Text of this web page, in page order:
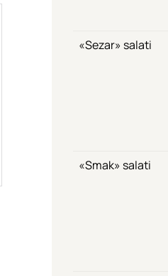
«Sezar» salati
«Smak» salati